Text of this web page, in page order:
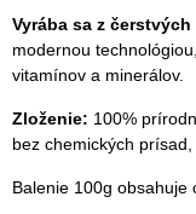
Vyrába sa z
modernou
vitamínov a minerálov.
Zloženie: 100%
bez chemických
Balenie 100g obsahuje